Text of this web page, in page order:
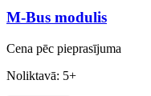
M-Bus modulis
Cena pēc pieprasījuma
Noliktavā: 5+